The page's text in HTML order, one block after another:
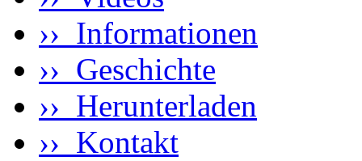
›› Informationen
›› Geschichte
›› Herunterladen
›› Kontakt